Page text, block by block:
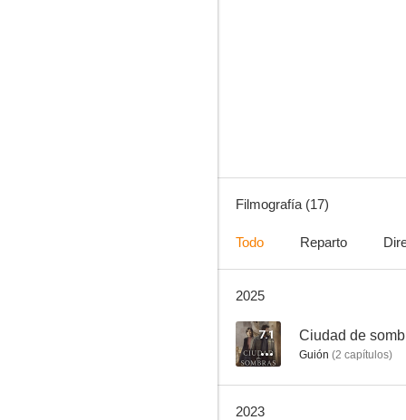
6.5
Filmografía (17)
Todo Reparto
2025
7.1 Ciudad de
Guión (2 capítulos)
2023